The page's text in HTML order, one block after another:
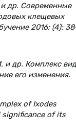
др. Современные
клещевых
2016; (4):
и др. Комплекс
его изменения.
of Ixodes
significance of its